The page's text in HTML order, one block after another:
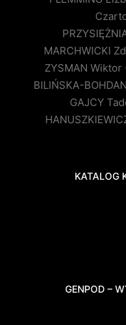
MARCHWICKI
ZYSMAN
BILIŃSKA-
GAJCY
KATALOG
GENPOD –